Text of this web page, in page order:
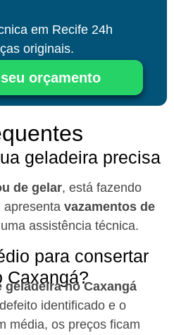
em Recife 24h
originais.
orçamento
geladeira precisa
de gelar, está fazendo
apresenta vazamentos de
assistência técnica.
para consertar
Caxangá?
geladeira no Caxangá
identificado e o
média, os preços ficam